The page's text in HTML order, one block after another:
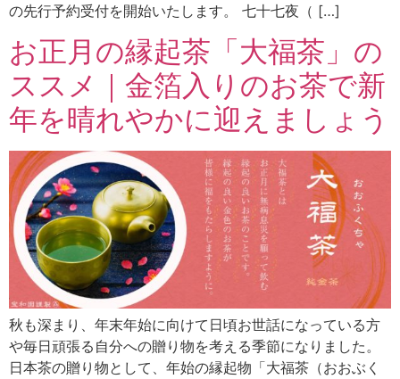
の先行予約受付を開始いたします。 七十七夜（ […]
お正月の縁起茶「大福茶」の
ススメ｜金箔入りのお茶で新
年を晴れやかに迎えましょう
秋も深まり、年末年始に向けて日頃お世話になっている方
や毎日頑張る自分への贈り物を考える季節になりました。
日本茶の贈り物として、年始の縁起物「大福茶（おおぶく